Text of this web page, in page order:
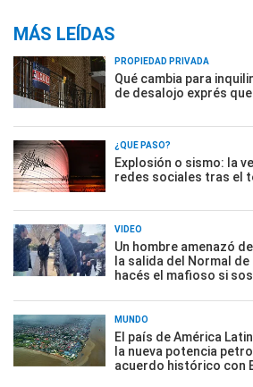
MÁS LEÍDAS
PROPIEDAD PRIVADA
Qué cambia para
de desalojo exprés
¿QUÉ PASÓ?
Explosión o sismo: la
redes sociales tras el
VIDEO
Un hombre amenazó
la salida del Normal
hacés el mafioso si
MUNDO
El país de América
la nueva potencia
acuerdo histórico con